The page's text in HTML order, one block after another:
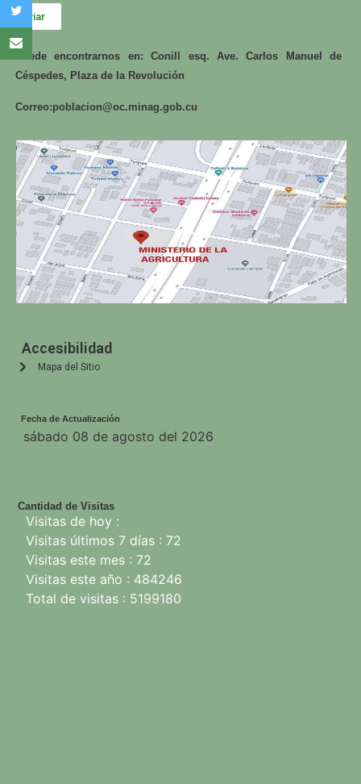
Enviar
Puede encontrarnos en: Conill esq. Ave. Carlos Manuel de
Céspedes, Plaza de la Revolución
Correo:poblacion@oc.minag.gob.cu
Accesibilidad
Mapa del Sitio
Fecha de Actualización
Cantidad de Visitas
Visitas de hoy :
Visitas últimos 7 días : 72
Visitas este mes : 72
Visitas este año : 484246
Total de visitas : 5199180
sábado 08 de agosto del 2026